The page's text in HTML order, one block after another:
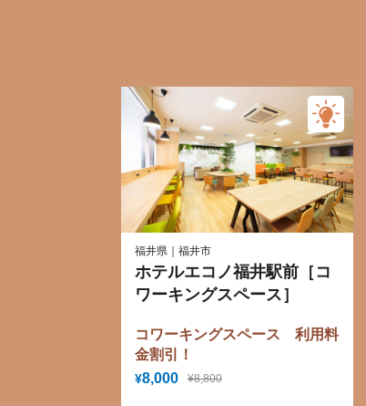
福井県｜福井市
ホテルエコノ福井駅前［コ
ワーキングスペース］
コワーキングスペース 利用料
金割引！
¥8,000 ¥8,800